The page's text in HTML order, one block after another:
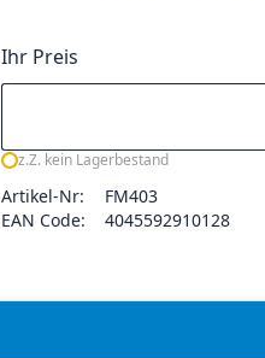
Ihr Preis
z.Z. kein Lagerbestand
Artikel-Nr:
FM403
EAN Code:
4045592910128